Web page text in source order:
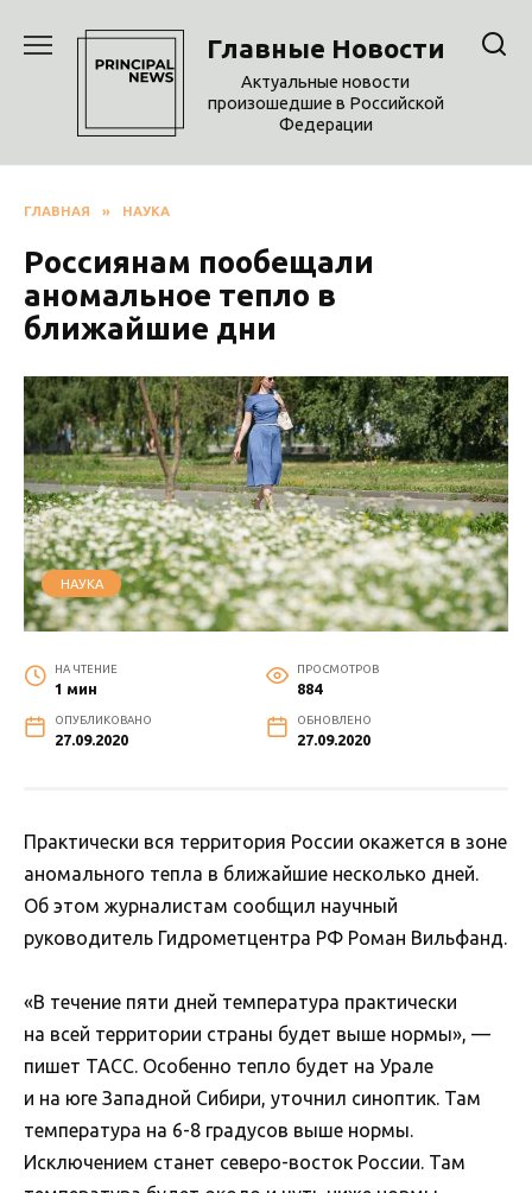
содержанию
Главные Новости
Актуальные новости
произошедшие в Российской
Федерации
ГЛАВНАЯ » НАУКА
Россиянам пообещали
аномальное тепло в
ближайшие дни
НАУКА
НА ЧТЕНИЕ
1 мин
ПРОСМОТРОВ
884
ОПУБЛИКОВАНО
27.09.2020
ОБНОВЛЕНО
27.09.2020
Практически вся территория России окажется в зоне
аномального тепла в ближайшие несколько дней.
Об этом журналистам сообщил научный
руководитель Гидрометцентра РФ Роман Вильфанд.
«В течение пяти дней температура практически
на всей территории страны будет выше нормы», —
пишет ТАСС. Особенно тепло будет на Урале
и на юге Западной Сибири, уточнил синоптик. Там
температура на 6-8 градусов выше нормы.
Исключением станет северо-восток России. Там